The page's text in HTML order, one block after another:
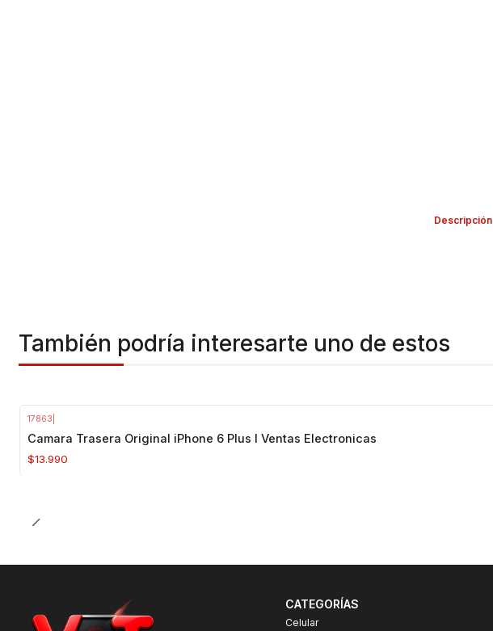
Descripción
También podría interesarte uno de estos
17863
Camara Trasera Original iPhone 6 Plus I Ventas Electronicas
$13.990
CATEGORÍAS
Celular